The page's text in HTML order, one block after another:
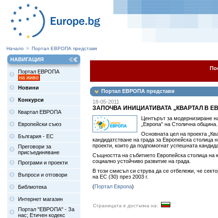
Начало Портал ЕВРОПА представя
НАВИГАЦИЯ
Портал ЕВРОПА
на живо
Новини
Конкурси
Квартал ЕВРОПА
Европейски съюз
България - ЕС
Преговори за
присъединяване
Програми и проекти
Въпроси и отговори
Библиотека
Интернет магазин
Портал "ЕВРОПА" - За
нас; Етичен кодекс
Портал ЕВРОПА представя
18-05-2011
ЗАПОЧВА ИНИЦИАТИВАТА „КВАРТАЛ В
Центърът за модернизиране
„Европа” на Столична община.
Основната цел на проекта
кандидатстване на града за Европейска
проекти, които да подпомогнат успешната
Същността на събитието Европейска столица на
социално устойчиво развитие на града.
В този смисъл си струва да се отбележи, че
на ЕС (30) през 2003 г.
(Портал Европа)
Страницата е достъпна на: